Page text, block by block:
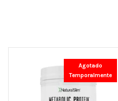
Agotado
Temporalmente